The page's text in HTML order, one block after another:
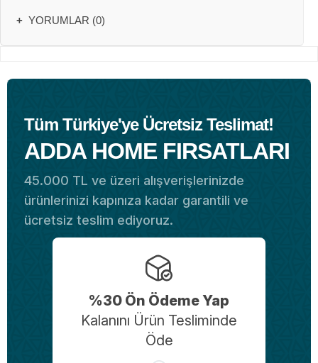
+ YORUMLAR (0)
Tüm Türkiye'ye Ücretsiz Teslimat!
ADDA HOME FIRSATLARI
45.000 TL ve üzeri alışverişlerinizde
ürünlerinizi kapınıza kadar garantili ve
ücretsiz teslim ediyoruz.
%30 Ön Ödeme Yap
Kalanını Ürün Tesliminde
Öde